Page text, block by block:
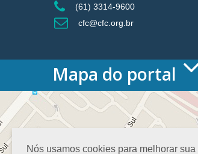
Nós usamos cookies para melhorar
(61) 3314-9600
cfc@cfc.org.br
Mapa do portal
HOME
O CONSELHO
Conselho Diretor
Planejamento